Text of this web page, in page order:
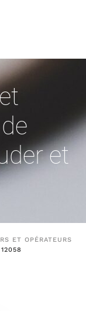
et
ET OPÉRATEURS
12058